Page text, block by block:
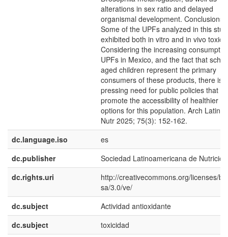
alterations in sex ratio and delayed
organismal development. Conclusions.
Some of the UPFs analyzed in this
exhibited both in vitro and in vivo
Considering the increasing
UPFs in Mexico, and the fact that
aged children represent the primary
consumers of these products, there is a
pressing need for public policies that
promote the accessibility of healthier
options for this population. Arch
Nutr 2025; 75(3): 152-162.
dc.language.iso
es
dc.publisher
Sociedad Latinoamericana de Nutrición
dc.rights.uri
http://creativecommons.org/licenses/
sa/3.0/ve/
dc.subject
Actividad antioxidante
dc.subject
toxicidad